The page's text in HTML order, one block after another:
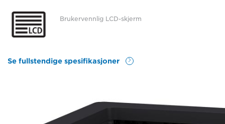
Brukervennlig LCD-skjerm
Se fullstendige spesifikasjoner